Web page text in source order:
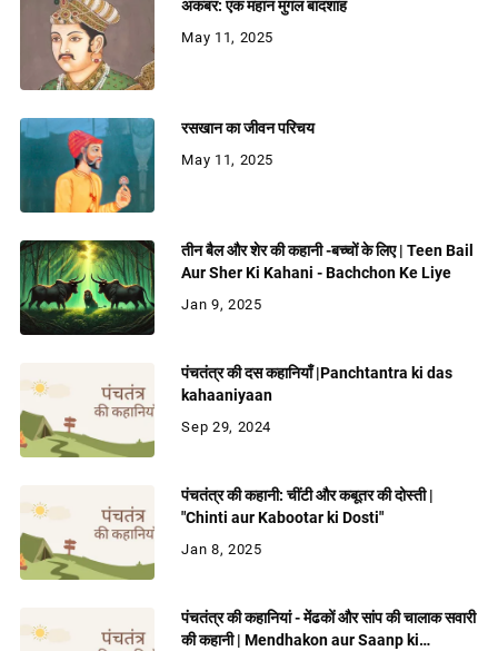
अकबर: एक महान मुगल बादशाह
May 11, 2025
रसखान का जीवन परिचय
May 11, 2025
तीन बैल और शेर की कहानी -बच्चों के लिए | Teen Bail
Aur Sher Ki Kahani - Bachchon Ke Liye
Jan 9, 2025
पंचतंत्र की दस कहानियाँ |Panchtantra ki das
kahaaniyaan
Sep 29, 2024
पंचतंत्र की कहानी: चींटी और कबूतर की दोस्ती |
"Chinti aur Kabootar ki Dosti"
Jan 8, 2025
पंचतंत्र की कहानियां - मेंढकों और सांप की चालाक सवारी
की कहानी | Mendhakon aur Saanp ki